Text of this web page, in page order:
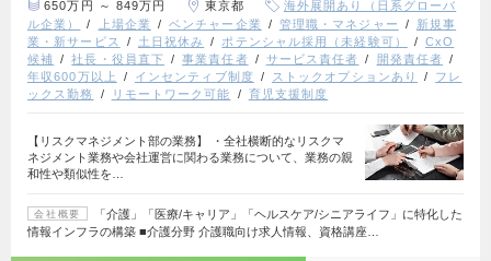
650万円 ～ 849万円 東京都
海外展開あり（日系グローバ
ル企業）
上場企業 ベンチャー企業 管理職・マネジャー
新規事
業・新サービス
土日祝休み ポテンシャル採用（未経験可）
CxO
候補
社長・役員直下 事業責任者 サービス責任者
開発責任者
年収600万以上
インセンティブ制度 ストックオプションあり
フレ
ックス勤務
リモートワーク可能 育児支援制度
【リスクマネジメント部の業務】 ・全社横断的なリスクマ
ネジメント業務や会社運営に関わる業務について、業務の親
和性や類似性を…
会社概要
「介護」「医療/キャリア」「ヘルスケア/シニアライフ」に特化した
情報インフラの構築 ■介護分野 介護職向け求人情報、資格講座…